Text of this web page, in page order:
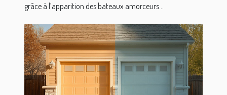
grâce à l’apparition des bateaux amorceurs...